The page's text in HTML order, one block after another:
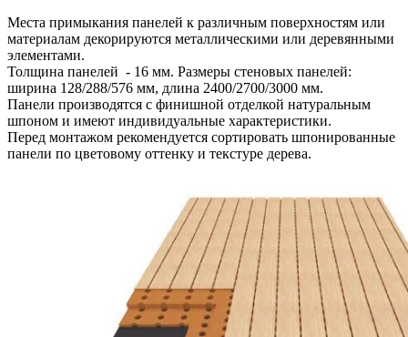
Места примыкания панелей к различным поверхностям или
материалам декорируются металлическими или деревянными
элементами.
Толщина панелей - 16 мм. Размеры стеновых панелей:
ширина 128/288/576 мм, длина 2400/2700/3000 мм.
Панели производятся с финишной отделкой натуральным
шпоном и имеют индивидуальные характеристики.
Перед монтажом рекомендуется сортировать шпонированные
панели по цветовому оттенку и текстуре дерева.